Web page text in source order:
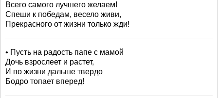
Всего самого лучшего желаем!
Спеши к победам, весело живи,
Прекрасного от жизни только жди!
• Пусть на радость папе с мамой
Дочь взрослеет и растет,
И по жизни дальше твердо
Бодро топает вперед!